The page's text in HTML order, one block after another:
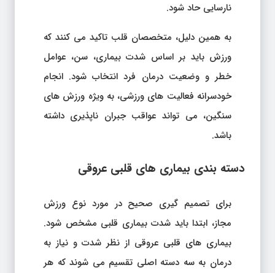
نارسایی حاد شود.
به همین دلیل، متخصصان قلب تاکید می کنند که
ورزش باید بر اساس شدت بیماری، سن، عوامل
خطر و وضعیت درمان فرد انتخاب شود. انجام
خودسرانه فعالیت های ورزشی، به ویژه ورزش های
سنگین، می تواند عواقب جبران ناپذیری داشته
باشد.
دسته بندی بیماری های قلبی عروقی
برای تصمیم گیری صحیح در مورد نوع ورزش
مجاز، ابتدا باید شدت بیماری قلبی مشخص شود.
بیماری های قلبی عروقی از نظر شدت و نیاز به
درمان به سه دسته اصلی تقسیم می شوند که هر